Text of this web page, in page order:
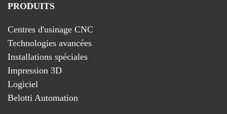
PRODUITS
Centres d'usinage CNC
Technologies avancées
Installations spéciales
Impression 3D
Logiciel
Belotti Automation